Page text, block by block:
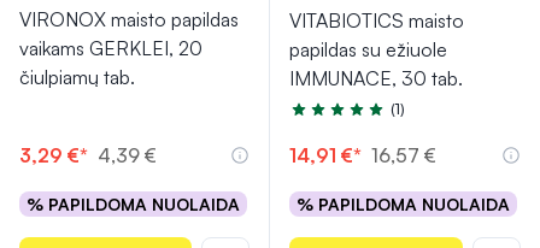
VIRONOX maisto papildas
vaikams GERKLEI, 20
čiulpiamų tab.
3,29 €* 4,39 €
% PAPILDOMA NUOLAIDA
VITABIOTICS maisto
papildas su ežiuole
IMMUNACE, 30 tab.
Įvertinimas 5.0 iš 5
(1)
14,91 €* 16,57 €
% PAPILDOMA NUOLAIDA